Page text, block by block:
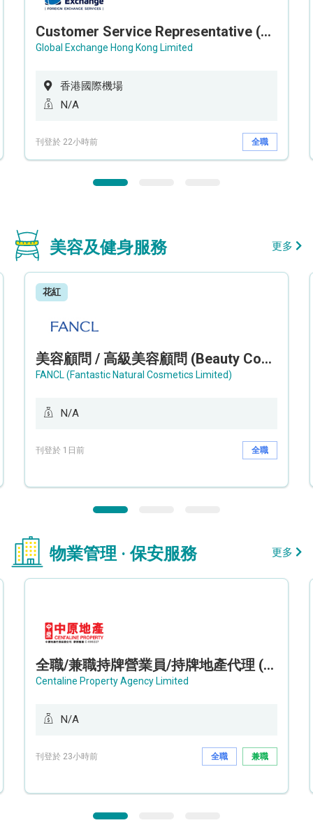
Customer Service Representative (Airport)
Global Exchange Hong Kong Limited
香港國際機場
N/A
刊登於 22小時前 全職
美容及健身服務 更多
花紅
美容顧問 / 高級美容顧問 (Beauty Consultant / Senior Beauty Consultant)
FANCL (Fantastic Natural Cosmetics Limited)
N/A
刊登於 1日前 全職
物業管理 · 保安服務 更多
全職/兼職持牌營業員/持牌地產代理 (長沙灣/將軍澳/油塘)
Centaline Property Agency Limited
N/A
刊登於 23小時前 全職 兼職